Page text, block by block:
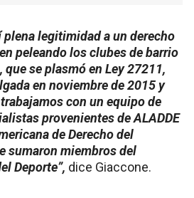
plena legitimidad a un derecho
peleando los clubes de barrio
se plasmó en Ley 27211,
en noviembre de 2015 y
con un equipo de
provenientes de ALADDE
de Derecho del
sumaron miembros del
Deporte”, dice Giaccone.